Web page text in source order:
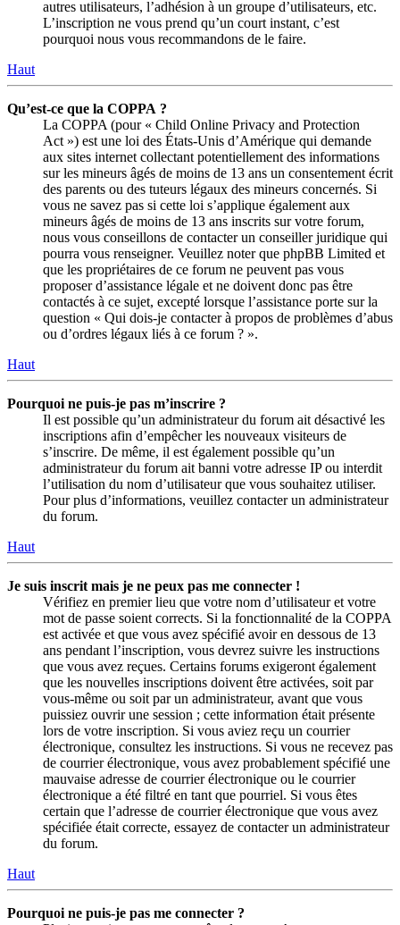
autres utilisateurs, l’adhésion à un groupe d’utilisateurs, etc.
L’inscription ne vous prend qu’un court instant, c’est
pourquoi nous vous recommandons de le faire.
Haut
Qu’est-ce que la COPPA ?
La COPPA (pour « Child Online Privacy and Protection
Act ») est une loi des États-Unis d’Amérique qui demande
aux sites internet collectant potentiellement des informations
sur les mineurs âgés de moins de 13 ans un consentement écrit
des parents ou des tuteurs légaux des mineurs concernés. Si
vous ne savez pas si cette loi s’applique également aux
mineurs âgés de moins de 13 ans inscrits sur votre forum,
nous vous conseillons de contacter un conseiller juridique qui
pourra vous renseigner. Veuillez noter que phpBB Limited et
que les propriétaires de ce forum ne peuvent pas vous
proposer d’assistance légale et ne doivent donc pas être
contactés à ce sujet, excepté lorsque l’assistance porte sur la
question « Qui dois-je contacter à propos de problèmes d’abus
ou d’ordres légaux liés à ce forum ? ».
Haut
Pourquoi ne puis-je pas m’inscrire ?
Il est possible qu’un administrateur du forum ait désactivé les
inscriptions afin d’empêcher les nouveaux visiteurs de
s’inscrire. De même, il est également possible qu’un
administrateur du forum ait banni votre adresse IP ou interdit
l’utilisation du nom d’utilisateur que vous souhaitez utiliser.
Pour plus d’informations, veuillez contacter un administrateur
du forum.
Haut
Je suis inscrit mais je ne peux pas me connecter !
Vérifiez en premier lieu que votre nom d’utilisateur et votre
mot de passe soient corrects. Si la fonctionnalité de la COPPA
est activée et que vous avez spécifié avoir en dessous de 13
ans pendant l’inscription, vous devrez suivre les instructions
que vous avez reçues. Certains forums exigeront également
que les nouvelles inscriptions doivent être activées, soit par
vous-même ou soit par un administrateur, avant que vous
puissiez ouvrir une session ; cette information était présente
lors de votre inscription. Si vous aviez reçu un courrier
électronique, consultez les instructions. Si vous ne recevez pas
de courrier électronique, vous avez probablement spécifié une
mauvaise adresse de courrier électronique ou le courrier
électronique a été filtré en tant que pourriel. Si vous êtes
certain que l’adresse de courrier électronique que vous avez
spécifiée était correcte, essayez de contacter un administrateur
du forum.
Haut
Pourquoi ne puis-je pas me connecter ?